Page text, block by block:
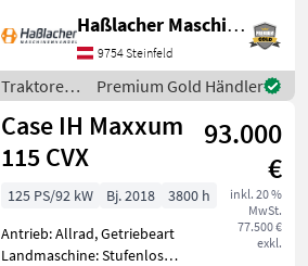
Plattform: Kabine,
Zapfwellendrehzahl:
540/540E/1000,
Höchstgeschwindigkeit in
km/h: 50 km/h, Aufladung:
Tu
Haßlacher Maschinenhandel
9754 Steinfeld
Traktoren
/ Case IH
Premium Gold Händler
Case IH Maxxum
115 CVX
93.000
€
inkl. 20 %
MwSt.
77.500 €
exkl.
125 PS/92 kW Bj. 2018
3800 h
Antrieb: Allrad, Getriebeart
Landmaschine: Stufenloses